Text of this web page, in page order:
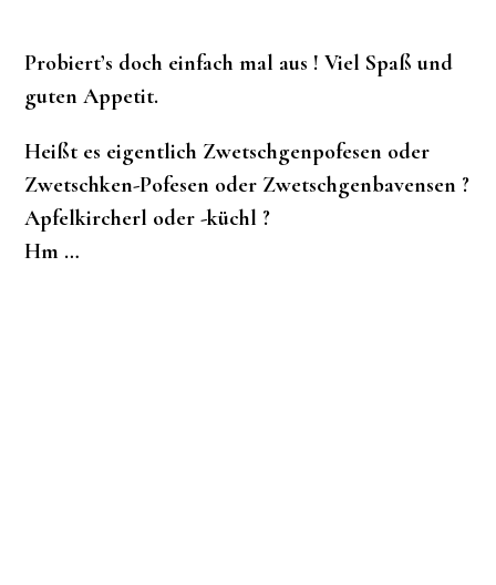
Probiert’s doch einfach mal aus ! Viel Spaß und
guten Appetit.
Heißt es eigentlich Zwetschgenpofesen oder
Zwetschken-Pofesen oder Zwetschgenbavensen ?
Apfelkircherl oder -küchl ?
Hm …